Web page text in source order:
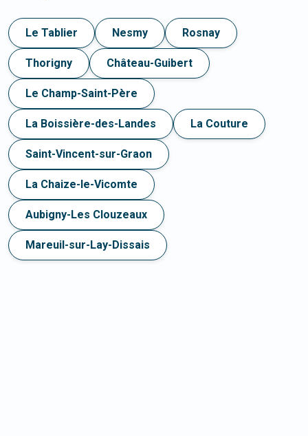
Le Tablier Nesmy Rosnay
Thorigny Château-Guibert
Le Champ-Saint-Père
La Boissière-des-Landes La Couture
Saint-Vincent-sur-Graon
La Chaize-le-Vicomte
Aubigny-Les Clouzeaux
Mareuil-sur-Lay-Dissais